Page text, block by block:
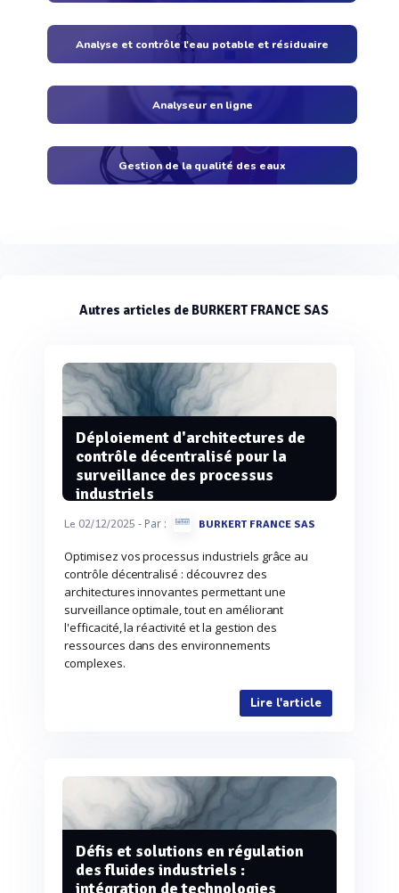
Analyse et contrôle l'eau potable et résiduaire
Analyseur en ligne
Gestion de la qualité des eaux
Autres articles de BURKERT FRANCE SAS
Déploiement d'architectures de
contrôle décentralisé pour la
surveillance des processus
industriels
Le 02/12/2025 - Par : BURKERT FRANCE SAS
Optimisez vos processus industriels grâce au
contrôle décentralisé : découvrez des
architectures innovantes permettant une
surveillance optimale, tout en améliorant
l'efficacité, la réactivité et la gestion des
ressources dans des environnements
complexes.
Lire l'article
Défis et solutions en régulation
des fluides industriels :
intégration de technologies